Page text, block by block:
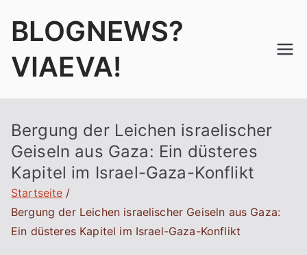
InhaltBLOGNEWS?
VIAEVA!
Bergung der Leichen israelischer
Geiseln aus Gaza: Ein düsteres
Kapitel im Israel-Gaza-Konflikt
Startseite
Bergung der Leichen israelischer Geiseln aus Gaza:
Ein düsteres Kapitel im Israel-Gaza-Konflikt